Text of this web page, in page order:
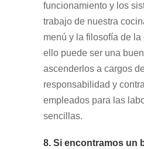
funcionamiento y los
trabajo de nuestra
menú y la filosofía de la
ello puede ser una
ascenderlos a cargos
responsabilidad y
empleados para las
sencillas.
8. Si encontramos un